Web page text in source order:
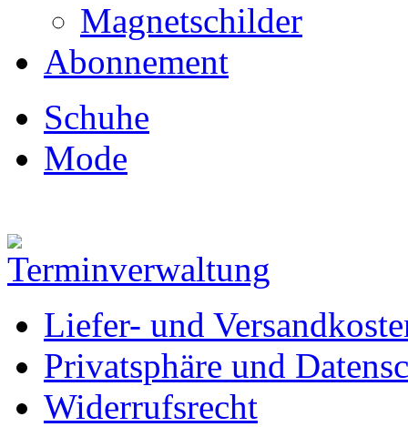
Magnetschilder
Abonnement
Schuhe
Mode
Liefer- und
Privatsphäre und
Widerrufsrecht